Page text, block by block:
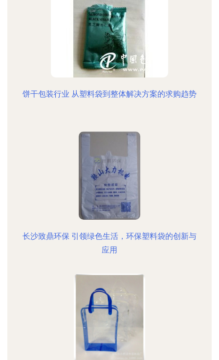
饼干包装行业 从塑料袋到整体解决方案的求购趋势
长沙致鼎环保 引领绿色生活，环保塑料袋的创新与
应用